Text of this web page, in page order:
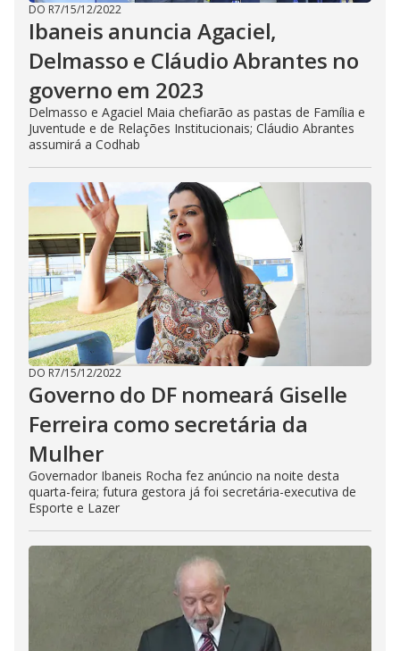
DO R7/15/12/2022
Ibaneis anuncia Agaciel,
Delmasso e Cláudio Abrantes no
governo em 2023
Delmasso e Agaciel Maia chefiarão as pastas de Família e
Juventude e de Relações Institucionais; Cláudio Abrantes
assumirá a Codhab
DO R7/15/12/2022
Governo do DF nomeará Giselle
Ferreira como secretária da
Mulher
Governador Ibaneis Rocha fez anúncio na noite desta
quarta-feira; futura gestora já foi secretária-executiva de
Esporte e Lazer